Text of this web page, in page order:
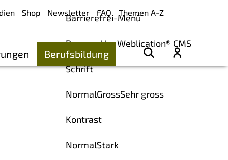
Barrierefrei-Menü
Powered by Weblication® CMS
Schrift
NormalGrossSehr gross
Kontrast
NormalStark
Shop Newsletter FAQ Themen A-Z
Berufsbildung